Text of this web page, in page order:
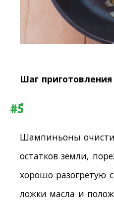
Шаг
#5
Шампиньоны
остатков земли,
хорошо разогретую
ложки масла и